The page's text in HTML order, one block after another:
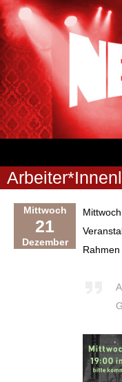
Zum
Inhalt
springen
Mittwoch
21
Dezember